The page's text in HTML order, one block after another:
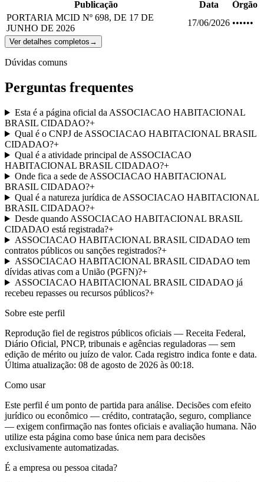
Publicação Data
Órgão
PORTARIA MCID Nº 698, DE 17 DE
JUNHO DE 2026
17/06/2026 ••••••
Ver detalhes completos →
Dúvidas comuns
Perguntas frequentes
Esta é a página oficial da ASSOCIACAO HABITACIONAL
BRASIL CIDADAO?+
Qual é o CNPJ de ASSOCIACAO HABITACIONAL BRASIL
CIDADAO?+
Qual é a atividade principal de ASSOCIACAO
HABITACIONAL BRASIL CIDADAO?+
Onde fica a sede de ASSOCIACAO HABITACIONAL
BRASIL CIDADAO?+
Qual é a natureza jurídica de ASSOCIACAO HABITACIONAL
BRASIL CIDADAO?+
Desde quando ASSOCIACAO HABITACIONAL BRASIL
CIDADAO está registrada?+
ASSOCIACAO HABITACIONAL BRASIL CIDADAO tem
contratos públicos ou sanções registrados?+
ASSOCIACAO HABITACIONAL BRASIL CIDADAO tem
dívidas ativas com a União (PGFN)?+
ASSOCIACAO HABITACIONAL BRASIL CIDADAO já
recebeu repasses ou recursos públicos?+
Sobre este perfil
Reprodução fiel de registros públicos oficiais — Receita Federal,
Diário Oficial, PNCP, tribunais e agências reguladoras — sem
edição de mérito ou juízo de valor. Cada registro indica fonte e data.
Última atualização: 08 de agosto de 2026 às 00:18.
Como usar
Este perfil é um ponto de partida para análise. Decisões com efeito
jurídico ou econômico — crédito, contratação, seguro, compliance
— exigem confirmação nas fontes oficiais e avaliação humana. Não
utilize esta página como base única nem para decisões
exclusivamente automatizadas.
É a empresa ou pessoa citada?